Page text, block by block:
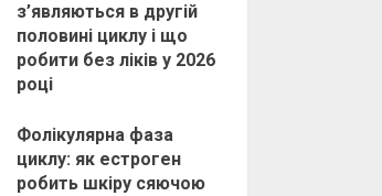
з’являються в другій
половині циклу і що
робити без ліків у 2026
році
Фолікулярна фаза
циклу: як естроген
робить шкіру сяючою